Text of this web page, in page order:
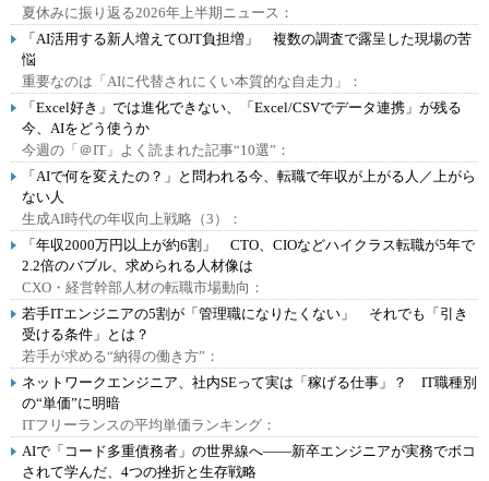
夏休みに振り返る2026年上半期ニュース：
「AI活用する新人増えてOJT負担増」 複数の調査で露呈した現場の苦
悩
重要なのは「AIに代替されにくい本質的な自走力」：
「Excel好き」では進化できない、「Excel/CSVでデータ連携」が残る
今、AIをどう使うか
今週の「＠IT」よく読まれた記事“10選”：
「AIで何を変えたの？」と問われる今、転職で年収が上がる人／上がら
ない人
生成AI時代の年収向上戦略（3）：
「年収2000万円以上が約6割」 CTO、CIOなどハイクラス転職が5年で
2.2倍のバブル、求められる人材像は
CXO・経営幹部人材の転職市場動向：
若手ITエンジニアの5割が「管理職になりたくない」 それでも「引き
受ける条件」とは？
若手が求める“納得の働き方”：
ネットワークエンジニア、社内SEって実は「稼げる仕事」？ IT職種別
の“単価”に明暗
ITフリーランスの平均単価ランキング：
AIで「コード多重債務者」の世界線へ――新卒エンジニアが実務でボコ
されて学んだ、4つの挫折と生存戦略